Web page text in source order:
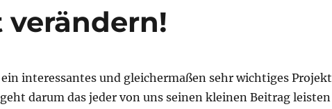
interessantes und gleichermaßen sehr wichtiges Projekt
darum das jeder von uns seinen kleinen Beitrag leisten